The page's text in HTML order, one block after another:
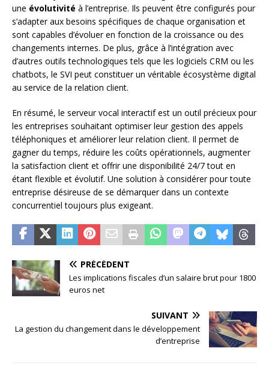
une évolutivité à l’entreprise. Ils peuvent être configurés pour
s’adapter aux besoins spécifiques de chaque organisation et
sont capables d’évoluer en fonction de la croissance ou des
changements internes. De plus, grâce à l’intégration avec
d’autres outils technologiques tels que les logiciels CRM ou les
chatbots, le SVI peut constituer un véritable écosystème digital
au service de la relation client.
En résumé, le serveur vocal interactif est un outil précieux pour
les entreprises souhaitant optimiser leur gestion des appels
téléphoniques et améliorer leur relation client. Il permet de
gagner du temps, réduire les coûts opérationnels, augmenter
la satisfaction client et offrir une disponibilité 24/7 tout en
étant flexible et évolutif. Une solution à considérer pour toute
entreprise désireuse de se démarquer dans un contexte
concurrentiel toujours plus exigeant.
PRÉCÉDENT
Les implications fiscales d’un salaire brut pour 1800
euros net
SUIVANT
La gestion du changement dans le développement
d’entreprise